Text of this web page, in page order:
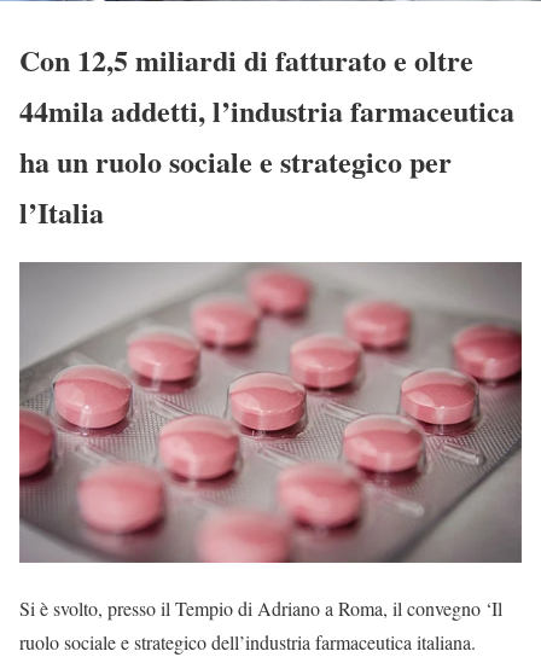
Con 12,5 miliardi di fatturato e oltre
44mila addetti, l’industria farmaceutica
ha un ruolo sociale e strategico per
l’Italia
Si è svolto, presso il Tempio di Adriano a Roma, il convegno ‘Il
ruolo sociale e strategico dell’industria farmaceutica italiana.